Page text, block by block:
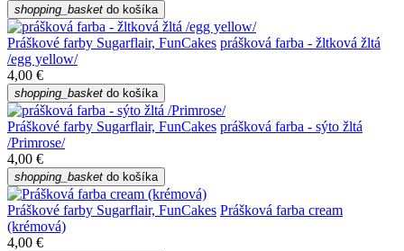
shopping_basket do košíka
Práškové farby Sugarflair, FunCakes prášková farba - žltková žltá
/egg yellow/
4,00 €
shopping_basket do košíka
Práškové farby Sugarflair, FunCakes prášková farba - sýto žltá
/Primrose/
4,00 €
shopping_basket do košíka
Práškové farby Sugarflair, FunCakes Prášková farba cream
(krémová)
4,00 €